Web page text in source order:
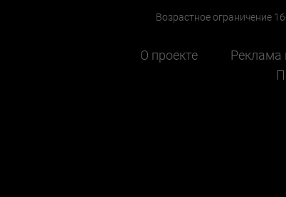
Возрастное ограничение
О проекте Реклама